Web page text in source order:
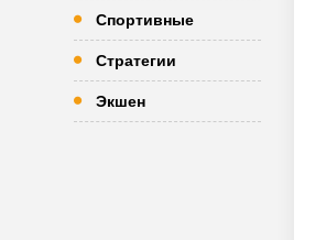
Спортивные
Стратегии
Экшен